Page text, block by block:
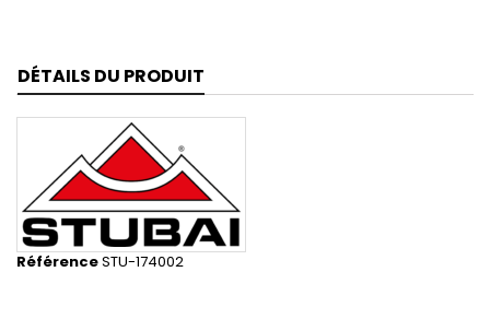
DÉTAILS DU PRODUIT
RéférenceSTU-174002